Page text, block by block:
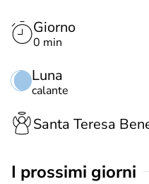
Giorno
0 min
Luna
calante
Santa Teresa
i prossimi giorni